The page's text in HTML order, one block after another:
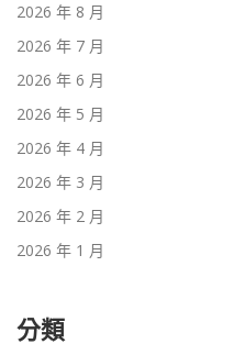
2026 年 8 月
2026 年 7 月
2026 年 6 月
2026 年 5 月
2026 年 4 月
2026 年 3 月
2026 年 2 月
2026 年 1 月
分類